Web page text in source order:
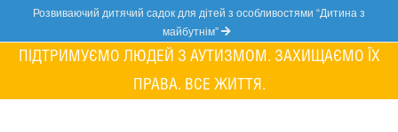
content
Розвиваючий дитячий садок для дітей з особливостями “Дитина з
майбутнім”
ПІДТРИМУЄМО ЛЮДЕЙ З АУТИЗМОМ. ЗАХИЩАЄМО ЇХ
ПРАВА. ВСЕ ЖИТТЯ.